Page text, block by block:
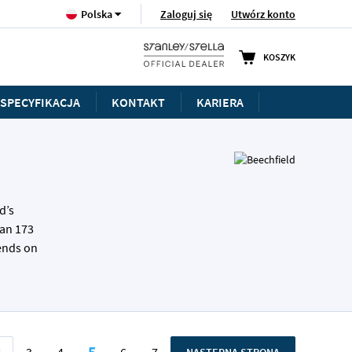
Zaloguj się Utwórz konto
Polska
KOSZYK
SPECYFIKACJA KONTAKT KARIERA
173
on